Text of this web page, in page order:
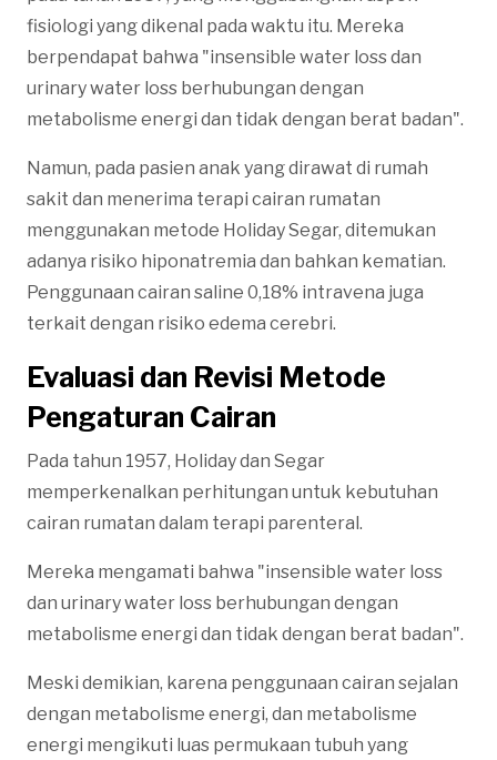
fisiologi yang dikenal pada waktu itu. Mereka
berpendapat bahwa "insensible water loss dan
urinary water loss berhubungan dengan
metabolisme energi dan tidak dengan berat badan".
Namun, pada pasien anak yang dirawat di rumah
sakit dan menerima terapi cairan rumatan
menggunakan metode Holiday Segar, ditemukan
adanya risiko hiponatremia dan bahkan kematian.
Penggunaan cairan saline 0,18% intravena juga
terkait dengan risiko edema cerebri.
Evaluasi dan Revisi Metode
Pengaturan Cairan
Pada tahun 1957, Holiday dan Segar
memperkenalkan perhitungan untuk kebutuhan
cairan rumatan dalam terapi parenteral.
Mereka mengamati bahwa "insensible water loss
dan urinary water loss berhubungan dengan
metabolisme energi dan tidak dengan berat badan".
Meski demikian, karena penggunaan cairan sejalan
dengan metabolisme energi, dan metabolisme
energi mengikuti luas permukaan tubuh yang